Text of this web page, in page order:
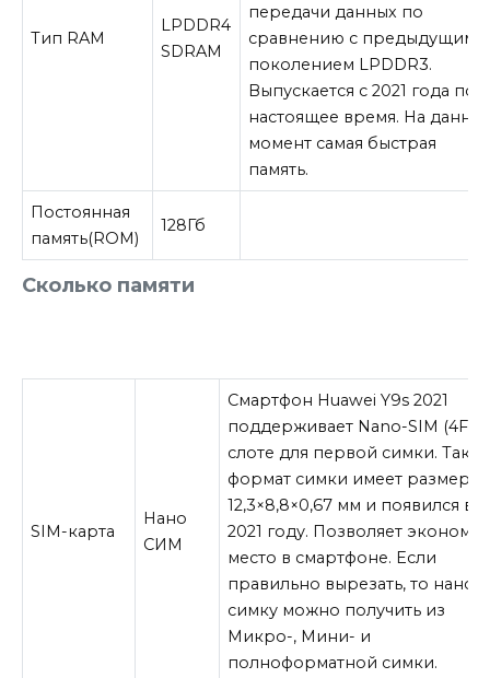
Сколько памяти
Тип RAM
LPDDR4
SDRAM
передачи данных по
сравнению с предыдущим
поколением LPDDR3.
Выпускается с 2021 года по
настоящее время. На
момент самая быстрая
память.
Постоянная
память(ROM)
128Гб
SIM-карта
Нано
СИМ
Смартфон Huawei Y9s 2021
поддерживает Nano-SIM (4FF)
слоте для первой симки.
формат симки имеет размеры
12,3×8,8×0,67 мм и появился в
2021 году. Позволяет
место в смартфоне. Если
правильно вырезать, то нано
симку можно получить из
Микро-, Мини- и
полноформатной симки.